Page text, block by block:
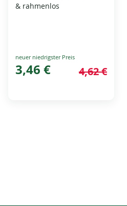
& rahmenlos
Special
Price
3,46 € 4,62 €